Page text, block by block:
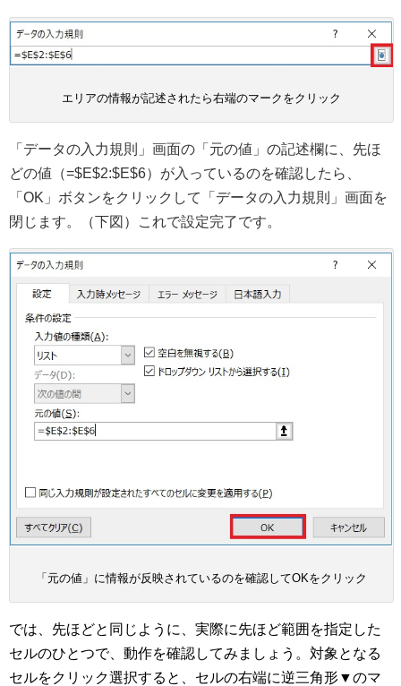
エリアの情報が記述されたら右端のマークをクリック
「データの入力規則」画面の「元の値」の記述欄に、先ほ
どの値（=$E$2:$E$6）が入っているのを確認したら、
「OK」ボタンをクリックして「データの入力規則」画面を
閉じます。（下図）これで設定完了です。
「元の値」に情報が反映されているのを確認してOKをクリック
では、先ほどと同じように、実際に先ほど範囲を指定した
セルのひとつで、動作を確認してみましょう。対象となる
セルをクリック選択すると、セルの右端に逆三角形▼のマ